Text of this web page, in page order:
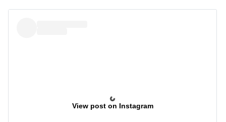
View post on Instagram